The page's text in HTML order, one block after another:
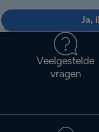
Ja,
Veelgestelde
vragen